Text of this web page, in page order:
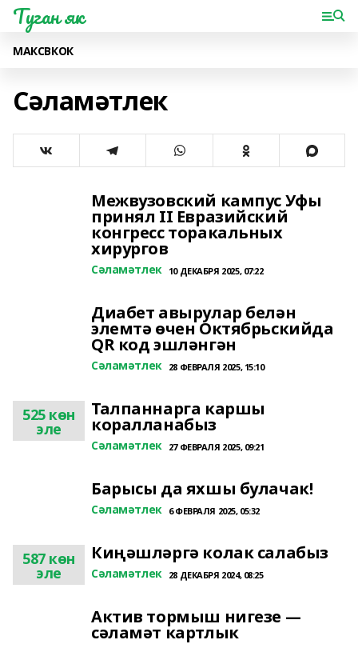
Туган як
МАКСВКОК
Сәламәтлек
Межвузовский кампус Уфы
принял II Евразийский
конгресс торакальных
хирургов
Сәламәтлек 10 ДЕКАБРЯ 2025, 07:22
Диабет авырулар белән
элемтә өчен Октябрьскийда
QR код эшләнгән
Сәламәтлек 28 ФЕВРАЛЯ 2025, 15:10
525 көн
эле
Талпаннарга каршы
коралланабыз
Сәламәтлек 27 ФЕВРАЛЯ 2025, 09:21
Барысы да яхшы булачак!
Сәламәтлек 6 ФЕВРАЛЯ 2025, 05:32
587 көн
эле
Киңәшләргә колак салабыз
Сәламәтлек 28 ДЕКАБРЯ 2024, 08:25
Актив тормыш нигезе —
сәламәт картлык